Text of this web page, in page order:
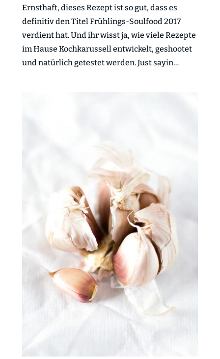
Ernsthaft, dieses Rezept ist so gut, dass es
definitiv den Titel Frühlings-Soulfood 2017
verdient hat. Und ihr wisst ja, wie viele Rezepte
im Hause Kochkarussell entwickelt, geshootet
und natürlich getestet werden. Just sayin…